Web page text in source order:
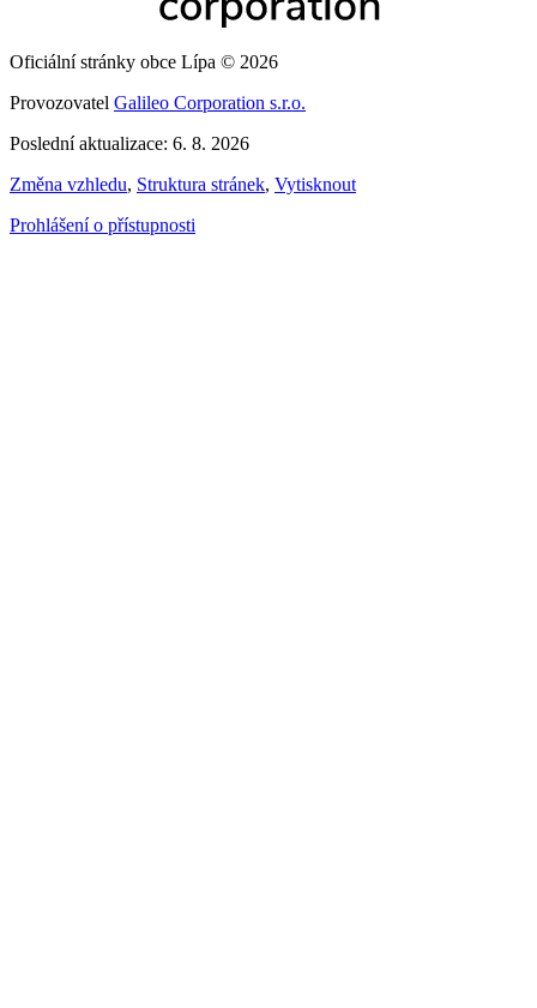
Oficiální stránky obce Lípa © 2026
Provozovatel Galileo Corporation s.r.o.
Poslední aktualizace: 6. 8. 2026
Změna vzhledu, Struktura stránek, Vytisknout
Prohlášení o přístupnosti